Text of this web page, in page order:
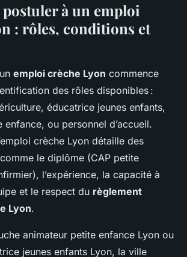
à un emploi
: rôles, conditions et
emploi crèche Lyon commence
des rôles disponibles :
éducatrice jeunes enfants,
enfance, ou personnel d’accueil.
crèche Lyon détaille des
le diplôme (CAP petite
l’expérience, la capacité à
et le respect du règlement
Lyon.
animateur petite enfance Lyon ou
jeunes enfants Lyon, la ville